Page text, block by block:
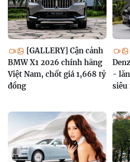
[GALLERY] Cận cảnh
BMW X1 2026 chính hãng
Việt Nam, chốt giá 1,668 tỷ
đồng
-
siêu